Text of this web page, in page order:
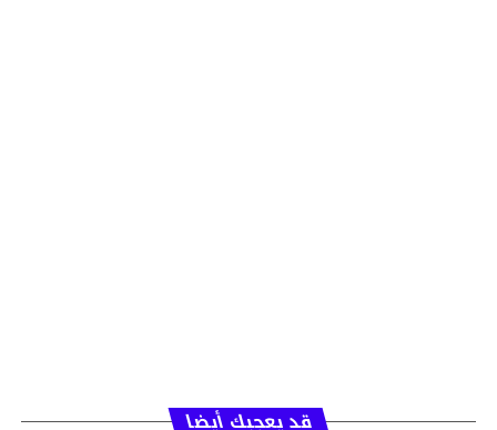
قد يعجبك أيضا